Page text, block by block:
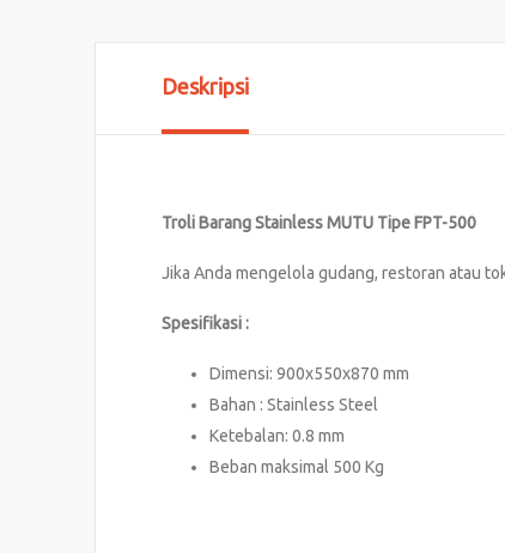
Deskripsi
Troli Barang Stainless MUTU Tipe FPT-500
Jika Anda mengelola gudang, restoran atau
Spesifikasi :
Dimensi: 900x550x870 mm
Bahan : Stainless Steel
Ketebalan: 0.8 mm
Beban maksimal 500 Kg